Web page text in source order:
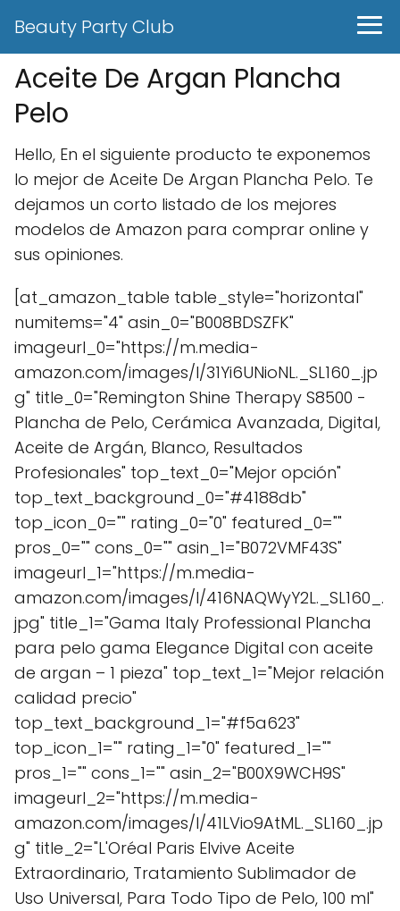
Beauty Party Club
Aceite De Argan Plancha
Pelo
Hello, En el siguiente producto te exponemos
lo mejor de Aceite De Argan Plancha Pelo. Te
dejamos un corto listado de los mejores
modelos de Amazon para comprar online y
sus opiniones.
[at_amazon_table table_style="horizontal"
numitems="4" asin_0="B008BDSZFK"
imageurl_0="https://m.media-
amazon.com/images/I/31Yi6UNioNL._SL160_.jp
g" title_0="Remington Shine Therapy S8500 -
Plancha de Pelo, Cerámica Avanzada, Digital,
Aceite de Argán, Blanco, Resultados
Profesionales" top_text_0="Mejor opción"
top_text_background_0="#4188db"
top_icon_0="" rating_0="0" featured_0=""
pros_0="" cons_0="" asin_1="B072VMF43S"
imageurl_1="https://m.media-
amazon.com/images/I/416NAQWyY2L._SL160_.
jpg" title_1="Gama Italy Professional Plancha
para pelo gama Elegance Digital con aceite
de argan – 1 pieza" top_text_1="Mejor relación
calidad precio"
top_text_background_1="#f5a623"
top_icon_1="" rating_1="0" featured_1=""
pros_1="" cons_1="" asin_2="B00X9WCH9S"
imageurl_2="https://m.media-
amazon.com/images/I/41LVio9AtML._SL160_.jp
g" title_2="L'Oréal Paris Elvive Aceite
Extraordinario, Tratamiento Sublimador de
Uso Universal, Para Todo Tipo de Pelo, 100 ml"